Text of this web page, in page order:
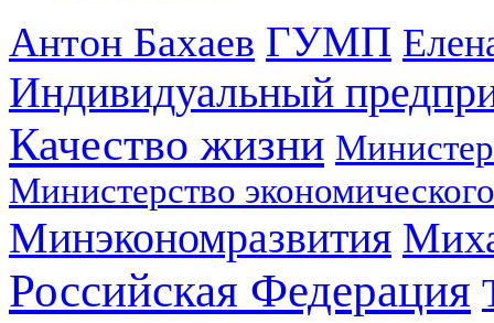
Антон Бахаев ГУМП
Индивидуальный
Качество жизни
Министерство
Минэкономразвития
Российская Федерация